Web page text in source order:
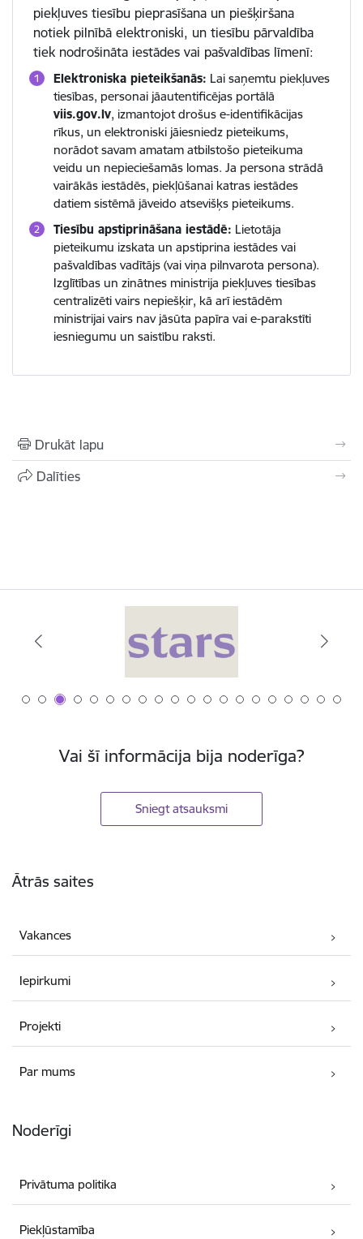
piekļuves tiesību pieprasīšana un piešķiršana
notiek pilnībā elektroniski, un tiesību pārvaldība
tiek nodrošināta iestādes vai pašvaldības līmenī:
Elektroniska pieteikšanās: Lai saņemtu piekļuves
tiesības, personai jāautentificējas portālā
viis.gov.lv, izmantojot drošus e-identifikācijas
rīkus, un elektroniski jāiesniedz pieteikums,
norādot savam amatam atbilstošo pieteikuma
veidu un nepieciešamās lomas. Ja persona strādā
vairākās iestādēs, piekļūšanai katras iestādes
datiem sistēmā jāveido atsevišķs pieteikums.
Tiesību apstiprināšana iestādē: Lietotāja
pieteikumu izskata un apstiprina iestādes vai
pašvaldības vadītājs (vai viņa pilnvarota persona).
Izglītības un zinātnes ministrija piekļuves tiesības
centralizēti vairs nepiešķir, kā arī iestādēm
ministrijai vairs nav jāsūta papīra vai e-parakstīti
iesniegumu un saistību raksti.
Drukāt lapu
Dalīties
Vai šī informācija bija noderīga?
Sniegt atsauksmi
Ātrās saites
Vakances
Iepirkumi
Projekti
Par mums
Noderīgi
Privātuma politika
Piekļūstamība